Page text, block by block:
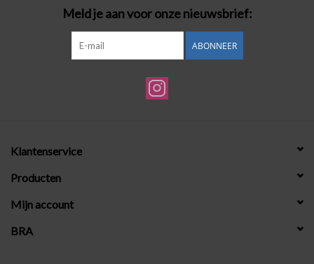
Lingerie-accessoires
Cadeaubonnen
Meld je aan voor onze nieuwsbrief:
ABONNEER
Klantenservice
Producten
Mijn account
BRA